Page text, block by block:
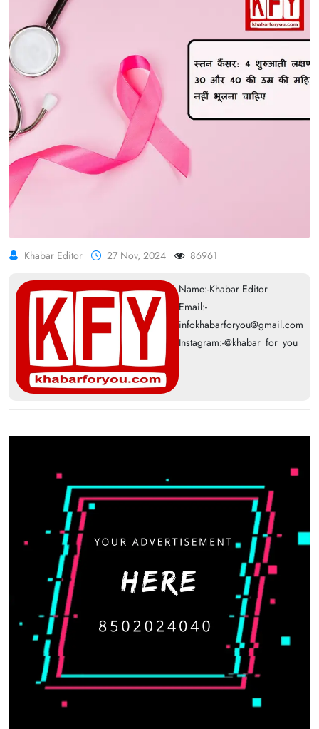
Khabar Editor 27 Nov, 2024 86961
Name:-Khabar Editor
Email:-
infokhabarforyou@gmail.com
Instagram:-@khabar_for_you